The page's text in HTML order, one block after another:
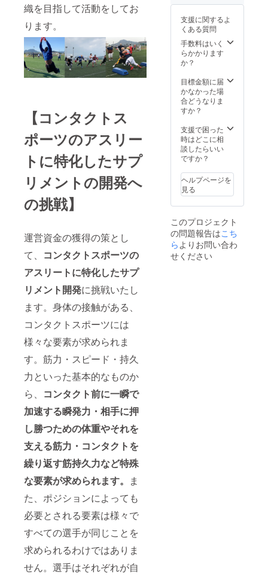
織を目指して活動をしてお
ります。
【コンタクトス
ポーツのアスリー
トに特化したサプ
リメントの開発へ
の挑戦】
運営資金の獲得の策とし
て、 コンタクトスポーツの
アスリートに特化したサプ
リメント開発に挑戦いたし
ます。身体の接触がある、
コンタクトスポーツには
様々な要素が求められま
す。筋力・スピード・持久
力といった基本的なものか
ら、 コンタクト前に一瞬で
加速する瞬発力・相手に押
し勝つための体重やそれを
支える筋力・コンタクトを
繰り返す筋持久力など特殊
な要素が求められます。 ま
た、ポジションによっても
必要とされる要素は様々で
すべての選手が同じことを
求められるわけではありま
せん。選手はそれぞれが自
学卒業後も
九州でフッ
トボールを
続けたいと
いう学生は
ほとんどい
ません。こ
の環境で、
九州のフッ
トボール界
を盛り上げ
なかなか厳
しく、また
環境が学生
たちの未来
をつぶして
しまってい
るように感
支援に関するよ
くある質問
手数料はいく
らかかります
か？
目標金額に届
かなかった場
合どうなりま
すか？
支援で困った
時はどこに相
談したらいい
ですか？
ヘルプページを
見る
このプロジェクト
の問題報告はこち
らよりお問い合わ
せください